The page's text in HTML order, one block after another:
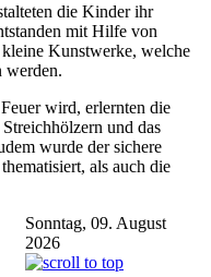
die Kinder ihr
mit Hilfe von
Kunstwerke, welche
werden.
wird, erlernten die
und das
wurde der sichere
als auch die
Sonntag, 09. August
2026